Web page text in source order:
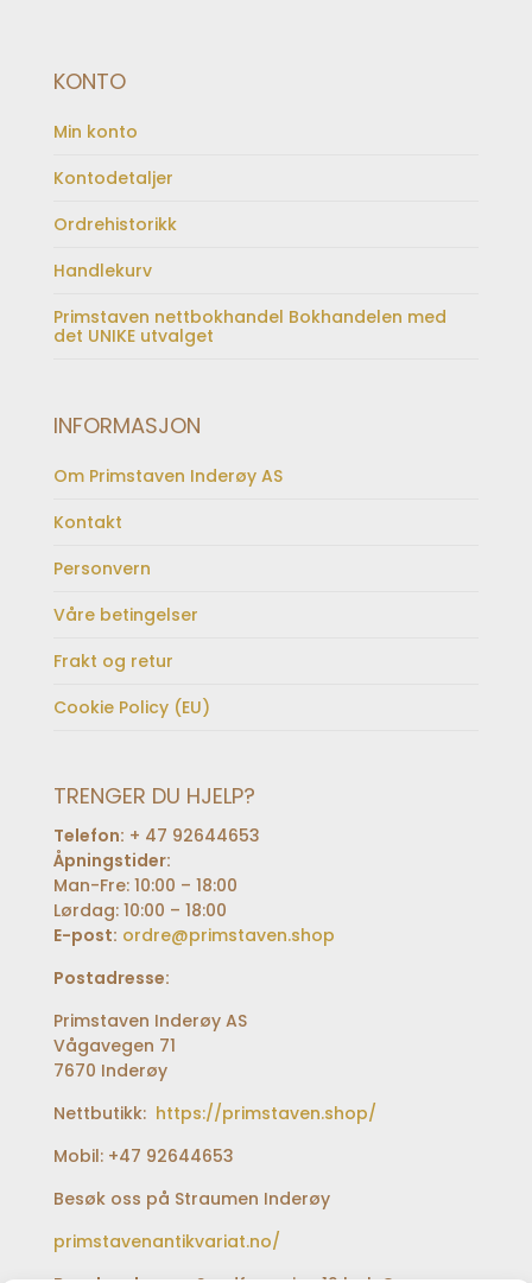
KONTO
Min konto
Kontodetaljer
Ordrehistorikk
Handlekurv
Primstaven nettbokhandel Bokhandelen med
det UNIKE utvalget
INFORMASJON
Om Primstaven Inderøy AS
Kontakt
Personvern
Våre betingelser
Frakt og retur
Cookie Policy (EU)
TRENGER DU HJELP?
Telefon: + 47 92644653
Åpningstider:
Man-Fre: 10:00 – 18:00
Lørdag: 10:00 – 18:00
E-post: ordre@primstaven.shop
Postadresse:
Primstaven Inderøy AS
Vågavegen 71
7670 Inderøy
Nettbutikk: https://primstaven.shop/
Mobil: +47 92644653
Besøk oss på Straumen Inderøy
primstavenantikvariat.no/